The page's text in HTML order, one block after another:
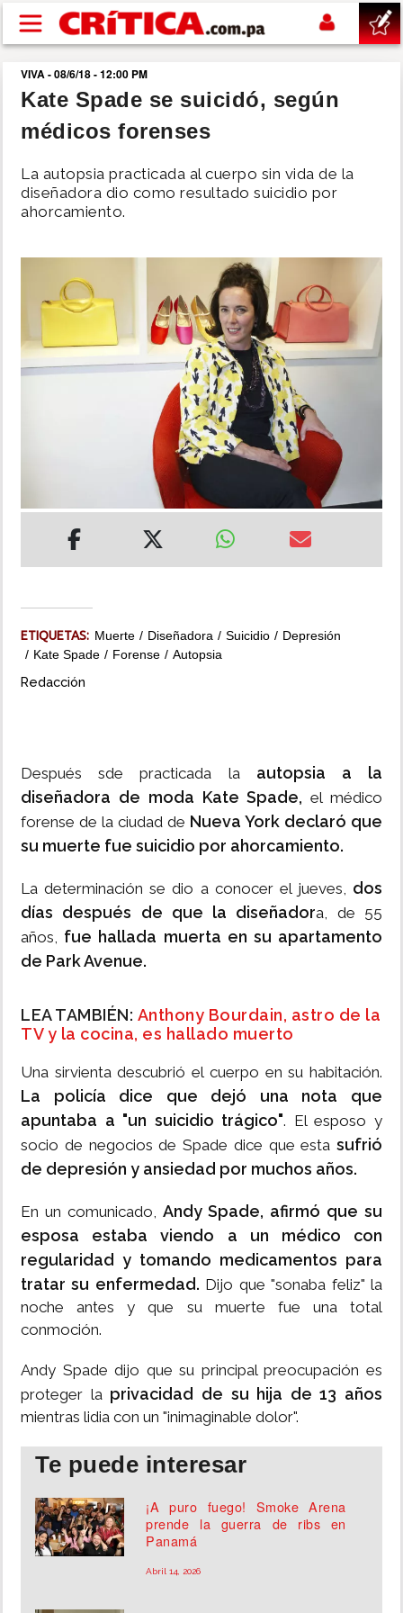
Pasar al contenido principal
buscar
SUCESOS
NACIONAL
IMPRESO
VIVA - 08/6/18 - 12:00 PM
Kate Spade se suicidó, según
médicos forenses
La autopsia practicada al cuerpo sin vida de la
diseñadora dio como resultado suicidio por
ahorcamiento.
ETIQUETAS: Muerte Diseñadora Suicidio
Depresión
Kate Spade
Forense Autopsia
Redacción
Después sde practicada la autopsia a la
diseñadora de moda Kate Spade, el médico
forense de la ciudad de Nueva York declaró que
su muerte fue suicidio por ahorcamiento.
La determinación se dio a conocer el jueves, dos
días después de que la diseñadora, de 55
años, fue hallada muerta en su apartamento
de Park Avenue.
LEA TAMBIÉN: Anthony Bourdain, astro de la
TV y la cocina, es hallado muerto
Una sirvienta descubrió el cuerpo en su habitación.
La policía dice que dejó una nota que
apuntaba a "un suicidio trágico". El esposo y
socio de negocios de Spade dice que esta sufrió
de depresión y ansiedad por muchos años.
En un comunicado, Andy Spade, afirmó que su
esposa estaba viendo a un médico con
regularidad y tomando medicamentos para
tratar su enfermedad. Dijo que "sonaba feliz" la
noche antes y que su muerte fue una total
conmoción.
Andy Spade dijo que su principal preocupación es
proteger la privacidad de su hija de 13 años
mientras lidia con un "inimaginable dolor".
Te puede interesar
¡A puro fuego! Smoke Arena
prende la guerra de ribs en
Panamá
Abril 14, 2026